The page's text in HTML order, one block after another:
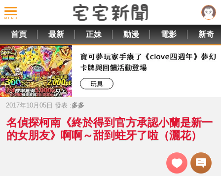
首頁 最新 正妹 動漫 電影 新奇
2017年10月05日 發表 :多多
名偵探柯南《終於得到官方承認小蘭是新一
的女朋友》啊啊～甜到蛀牙了啦（灑花）